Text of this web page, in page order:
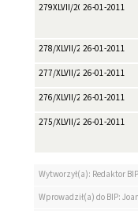
279XLVII/201126-01-2011
278/XLVII/201126-01-2011
277/XLVII/201126-01-2011
276/XLVII/201126-01-2011
275/XLVII/201126-01-2011
Wytworzył(a): Redaktor BIP
Wprowadził(a) do BIP: